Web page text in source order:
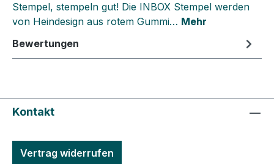
Stempel, stempeln gut! Die INBOX Stempel werden
von Heindesign aus rotem Gummi… Mehr
Bewertungen
Kontakt
Vertrag widerrufen